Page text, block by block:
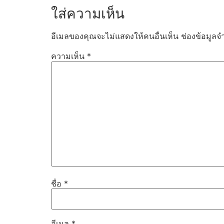
ใส่ความเห็น
อีเมลของคุณจะไม่แสดงให้คนอื่นเห็น ช่องข้อมูลจ
ความเห็น *
ชื่อ *